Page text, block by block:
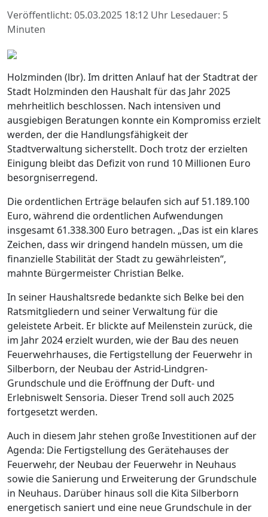
Veröffentlicht: 05.03.2025 18:12 Uhr Lesedauer: 5
Minuten
Holzminden (lbr). Im dritten Anlauf hat der Stadtrat der
Stadt Holzminden den Haushalt für das Jahr 2025
mehrheitlich beschlossen. Nach intensiven und
ausgiebigen Beratungen konnte ein Kompromiss erzielt
werden, der die Handlungsfähigkeit der
Stadtverwaltung sicherstellt. Doch trotz der erzielten
Einigung bleibt das Defizit von rund 10 Millionen Euro
besorgniserregend.
Die ordentlichen Erträge belaufen sich auf 51.189.100
Euro, während die ordentlichen Aufwendungen
insgesamt 61.338.300 Euro betragen. „Das ist ein klares
Zeichen, dass wir dringend handeln müssen, um die
finanzielle Stabilität der Stadt zu gewährleisten“,
mahnte Bürgermeister Christian Belke.
In seiner Haushaltsrede bedankte sich Belke bei den
Ratsmitgliedern und seiner Verwaltung für die
geleistete Arbeit. Er blickte auf Meilenstein zurück, die
im Jahr 2024 erzielt wurden, wie der Bau des neuen
Feuerwehrhauses, die Fertigstellung der Feuerwehr in
Silberborn, der Neubau der Astrid-Lindgren-
Grundschule und die Eröffnung der Duft- und
Erlebniswelt Sensoria. Dieser Trend soll auch 2025
fortgesetzt werden.
Auch in diesem Jahr stehen große Investitionen auf der
Agenda: Die Fertigstellung des Gerätehauses der
Feuerwehr, der Neubau der Feuerwehr in Neuhaus
sowie die Sanierung und Erweiterung der Grundschule
in Neuhaus. Darüber hinaus soll die Kita Silberborn
energetisch saniert und eine neue Grundschule in der